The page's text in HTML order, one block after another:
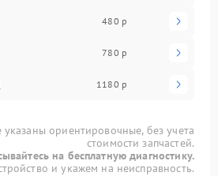
480 р
780 р
1180 р
ориентировочные, без учета
стоимости запчастей.
на бесплатную диагностику.
и укажем на неисправность.